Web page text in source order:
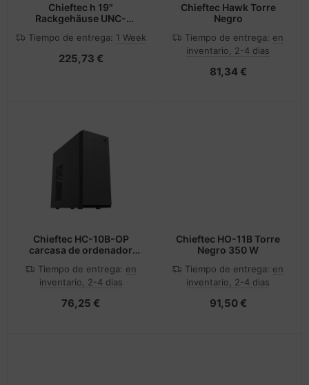
Chieftec h 19"
Rackgehäuse UNC-
Tiempo de entrega: 1 Week
225,73 €
Chieftec Hawk Torre
Negro
Tiempo de entrega: en
inventario, 2-4 dias
81,34 €
Chieftec HC-10B-OP
carcasa de ordenador
Tiempo de entrega: en
inventario, 2-4 dias
76,25 €
Chieftec HO-11B Torre
Negro 350 W
Tiempo de entrega: en
inventario, 2-4 dias
91,50 €